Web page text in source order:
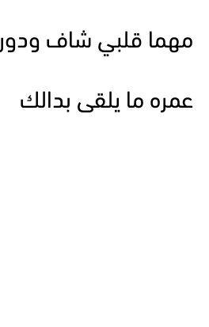
مهما قلبي شاف ودور
عمره ما يلقى بدالك